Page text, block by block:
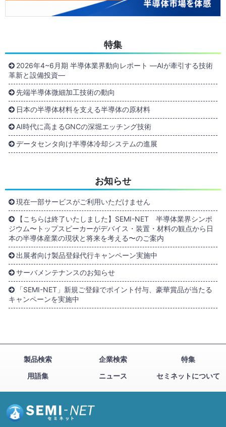
特集
2026年4~6月期 半導体業界動向レポート ―AIが牽引する技術
革新と設備投資―
先端半導体微細加工技術の動向
日本の半導体材料を支える半導体の原材料
AI時代に高まるGNCの深堀エッチング技術
データセンタ向け半導体冷却システムの進展
お知らせ
現在一部サービスがご利用いただけません
【こちらは終了いたしました】SEMI-NET 半導体業界シンポ
ジウム〜トップスピーカーがデバイス・装置・材料の観点から日
本の半導体産業の現状と将来を考える〜のご案内
出展者向け製品登録代行キャンペーン実施中
サーバメンテナンスのお知らせ
「SEMI-NET」新規ご登録でポイント付与、豪華賞品が当たる
キャンペーンを実施中
製品検索 企業検索
特集
用語集
ニュース セミネットについて